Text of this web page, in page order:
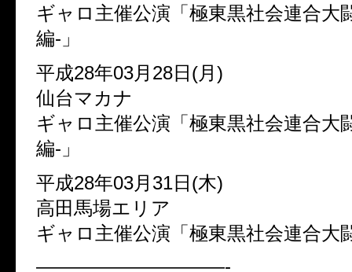
ギャロ主催公演「極東黒社会連合大
編-」
平成28年03月28日(月)
仙台マカナ
ギャロ主催公演「極東黒社会連合大
編-」
平成28年03月31日(木)
高田馬場エリア
ギャロ主催公演「極東黒社会連合大
——————————-